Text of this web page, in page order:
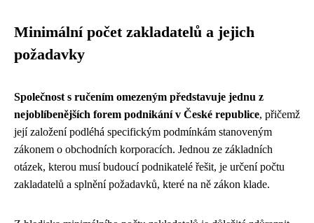
Minimální počet zakladatelů a jejich
požadavky
Společnost s ručením omezeným představuje jednu z
nejoblíbenějších forem podnikání v České republice, přičemž
její založení podléhá specifickým podmínkám stanoveným
zákonem o obchodních korporacích. Jednou ze základních
otázek, kterou musí budoucí podnikatelé řešit, je určení počtu
zakladatelů a splnění požadavků, které na ně zákon klade.